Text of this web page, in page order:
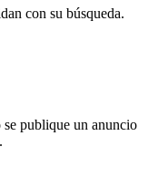
con su búsqueda.
publique un anuncio